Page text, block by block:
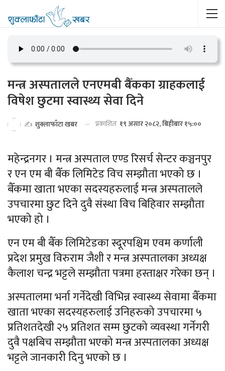
मन्त्र अस्पतालले एनएमबी बैँकका ग्राहकलाई
विषेश छुटमा स्वास्थ्य सेवा दिने
✍️ शुक्लाफाँटा खबर प्रकाशितः १९ असार २०८२, बिहीबार १५:००
महेन्द्रनगर । मन्त्र अस्पताल एण्ड रिसर्च सेन्टर कञ्चनपुर
र एन एम बी बैँक लिमिटेड विच सम्झौता भएको छ ।
बैँकमा खाता भएका सदस्यहरुलाई मन्त्र अस्पतालले
उपचारमा छुट दिने दुवै संस्था विच बिहिवार सम्झौता
भएको हो ।
एन एम बी बैँक लिमिटेडका स्दूरपश्चिम एवम कर्णाली
प्रदेश प्रमुख विरुराम जैशी र मन्त्र अस्पतालका अध्यक्ष
कैलाश चन्द्र भट्टले सम्झौता पत्रमा हस्ताक्षर गरेका छन् ।
अस्पतालमा भर्ना गर्नेदेखी विभिन्न स्वास्थ्य सेवामा बैँकमा
खाता भएका सदस्यहरुलाई उनिहरुको उपचारमा ५
प्रतिशतदेखी २५ प्रतिशत सम्म छुटको व्यवस्था गर्नेगरी
दुवै पक्षबिच सम्झौता भएको मन्त्र अस्पतालका अध्यक्ष
भट्टले जानकारी दिनु भएको छ ।